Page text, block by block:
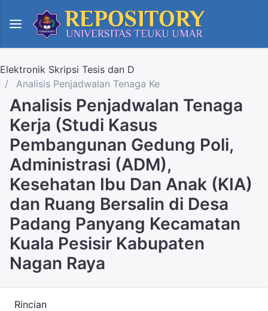
Elektronik Skripsi Tesis dan D
Analisis Penjadwalan Tenaga Ke
Analisis Penjadwalan Tenaga
Kerja (Studi Kasus
Pembangunan Gedung Poli,
Administrasi (ADM),
Kesehatan Ibu Dan Anak (KIA)
dan Ruang Bersalin di Desa
Padang Panyang Kecamatan
Kuala Pesisir Kabupaten
Nagan Raya
Rincian